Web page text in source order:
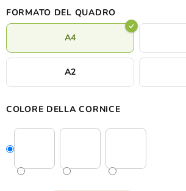
FORMATO DEL QUADRO
A4
A2
COLORE DELLA CORNICE